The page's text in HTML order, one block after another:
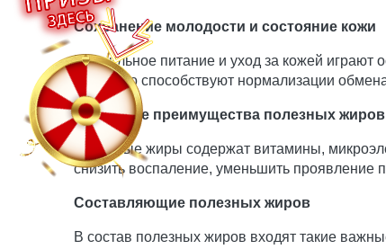
Сохранение молодости и состояние кожи
Правильное питание и уход за кожей
не только способствуют нормализации
Основные преимущества полезных жиров
Полезные жиры содержат витамины,
снизить воспаление, уменьшить проявление
Составляющие полезных жиров
В состав полезных жиров входят такие